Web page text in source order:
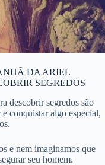
DA ARIEL
SEGREDOS
descobrir segredos são
conquistar algo especial,
e nem imaginamos que
seu homem.